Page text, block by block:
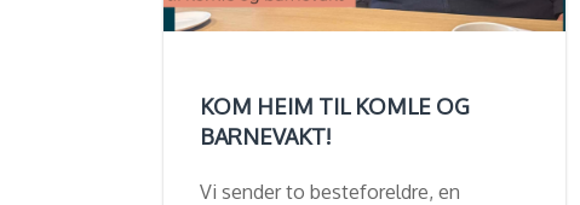
KOM HEIM TIL KOMLE OG
BARNEVAKT!
Vi sender to besteforeldre, en